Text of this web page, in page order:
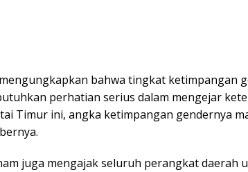
bahwa tingkat ketimpangan
perhatian serius dalam mengejar
Timur ini, angka ketimpangan gendernya
juga mengajak seluruh perangkat daerah